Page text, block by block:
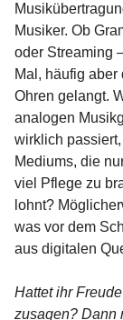
Musiker. Ob
oder Streaming
Mal, häufig
Ohren gelangt.
analogen
wirklich
Mediums, die
viel Pflege zu
lohnt?
was vor dem
aus digitalen
Hattet ihr
zusagen? Dann